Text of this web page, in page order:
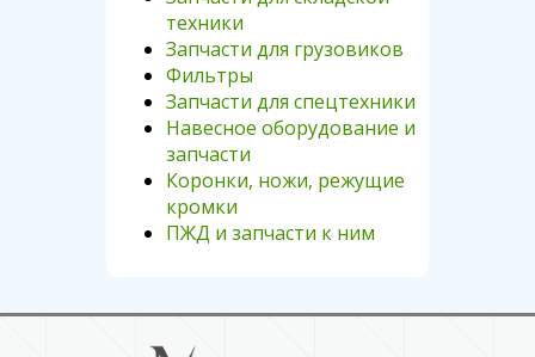
техники
Запчасти для грузовиков
Фильтры
Запчасти для спецтехники
Навесное оборудование и
запчасти
Коронки, ножи, режущие
кромки
ПЖД и запчасти к ним